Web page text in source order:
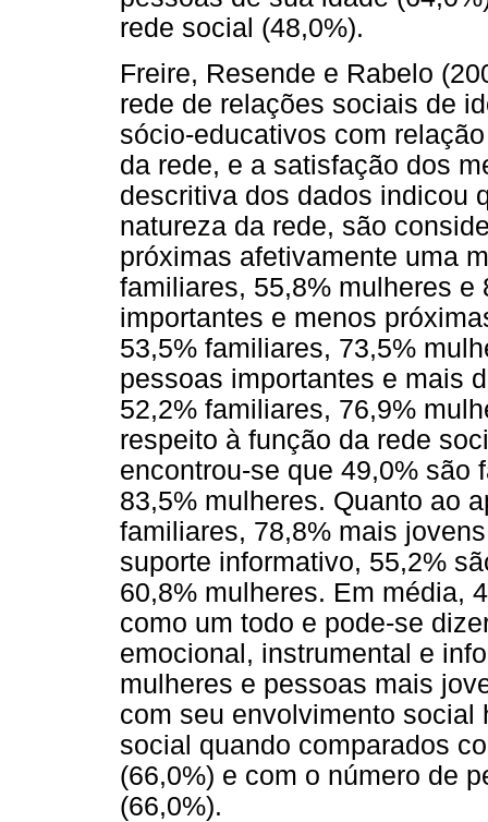
rede social (48,0%).
Freire, Resende e Rabelo
rede de relações sociais de
sócio-educativos com
da rede, e a satisfação dos
descritiva dos dados indicou
natureza da rede, são
próximas afetivamente uma
familiares, 55,8% mulheres
importantes e menos
53,5% familiares, 73,5%
pessoas importantes e mais
52,2% familiares, 76,9%
respeito à função da rede
encontrou-se que 49,0% são
83,5% mulheres. Quanto ao
familiares, 78,8% mais
suporte informativo, 55,2%
60,8% mulheres. Em média,
como um todo e pode-se
emocional, instrumental e
mulheres e pessoas mais
com seu envolvimento social
social quando comparados
(66,0%) e com o número de
(66,0%).